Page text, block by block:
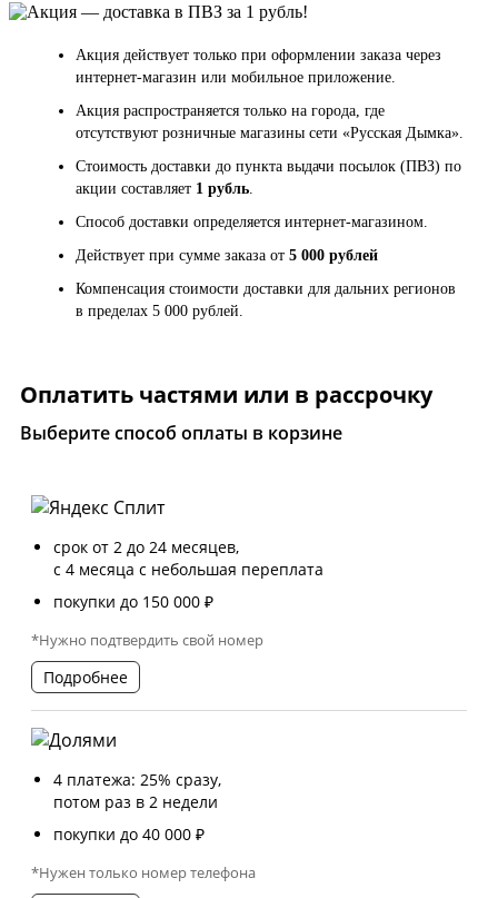
Акция действует только при оформлении заказа через
интернет-магазин или мобильное приложение.
Акция распространяется только на города, где
отсутствуют розничные магазины сети «Русская Дымка».
Стоимость доставки до пункта выдачи посылок (ПВЗ) по
акции составляет 1 рубль.
Способ доставки определяется интернет-магазином.
Действует при сумме заказа от 5 000 рублей
Компенсация стоимости доставки для дальних регионов
в пределах 5 000 рублей.
Оплатить частями или в рассрочку
Выберите способ оплаты в корзине
срок от 2 до 24 месяцев,
с 4 месяца с небольшая переплата
покупки до 150 000 ₽
*Нужно подтвердить свой номер
Подробнее
4 платежа: 25% сразу,
потом раз в 2 недели
покупки до 40 000 ₽
*Нужен только номер телефона